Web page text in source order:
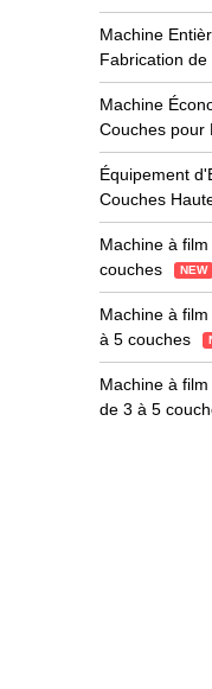
Machine
Fabrication
Machine
Couches pour
Équipement
Couches
Machine à
couches
NEW
Machine à
à 5 couches
Machine à
de 3 à 5